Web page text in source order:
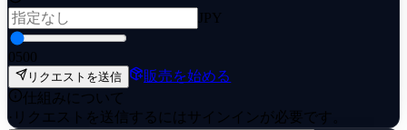
JPY
0500
リクエストを送信
販売を始める
仕組みについて
· リクエストを送信するにはサインインが必要です。